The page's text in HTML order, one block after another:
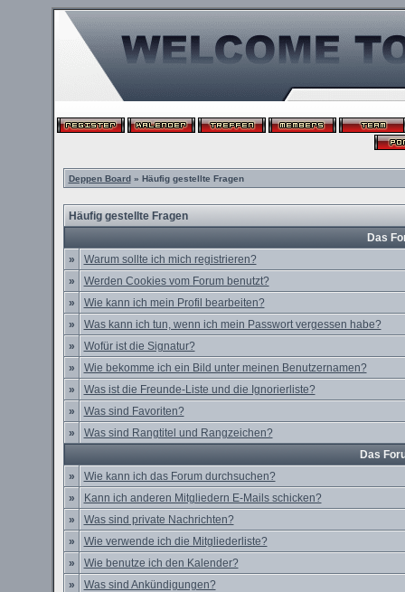
Deppen Board» Häufig gestellte Fragen
Häufig gestellte Fragen
Das
»
Warum sollte ich mich registrieren?
»
Werden Cookies vom Forum benutzt?
»
Wie kann ich mein Profil bearbeiten?
»
Was kann ich tun, wenn ich mein Passwort vergessen habe?
»
Wofür ist die Signatur?
»
Wie bekomme ich ein Bild unter meinen Benutzernamen?
»
Was ist die Freunde-Liste und die Ignorierliste?
»
Was sind Favoriten?
»
Was sind Rangtitel und Rangzeichen?
Das
»
Wie kann ich das Forum durchsuchen?
»
Kann ich anderen Mitgliedern E-Mails schicken?
»
Was sind private Nachrichten?
»
Wie verwende ich die Mitgliederliste?
»
Wie benutze ich den Kalender?
»
Was sind Ankündigungen?